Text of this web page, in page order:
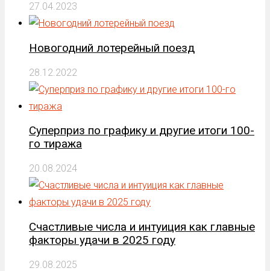
27.04.2023
Новогодний лотерейный поезд
28.12.2022
Суперприз по графику и другие итоги 100-
го тиража
20.08.2024
Счастливые числа и интуиция как главные
факторы удачи в 2025 году
29.08.2025